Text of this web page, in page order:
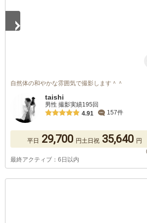
自然体の和やかな雰囲気で撮影します＾＾
taishi
男性 撮影実績195回
4.91
157件
平日 29,700 円土日祝 35,640 円
最終アクティブ：6日以内